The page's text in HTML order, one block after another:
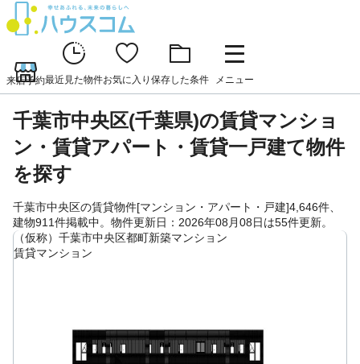
来店予約最近見た物件お気に入り 保存した条件 メニュー
千葉市中央区(千葉県)の賃貸マンショ
ン・賃貸アパート・賃貸一戸建て物件
を探す
千葉市中央区の賃貸物件[マンション・アパート・戸建]4,646件、
建物911件掲載中。物件更新日：2026年08月08日は55件更新。
（仮称）千葉市中央区都町新築マンション
賃貸マンション